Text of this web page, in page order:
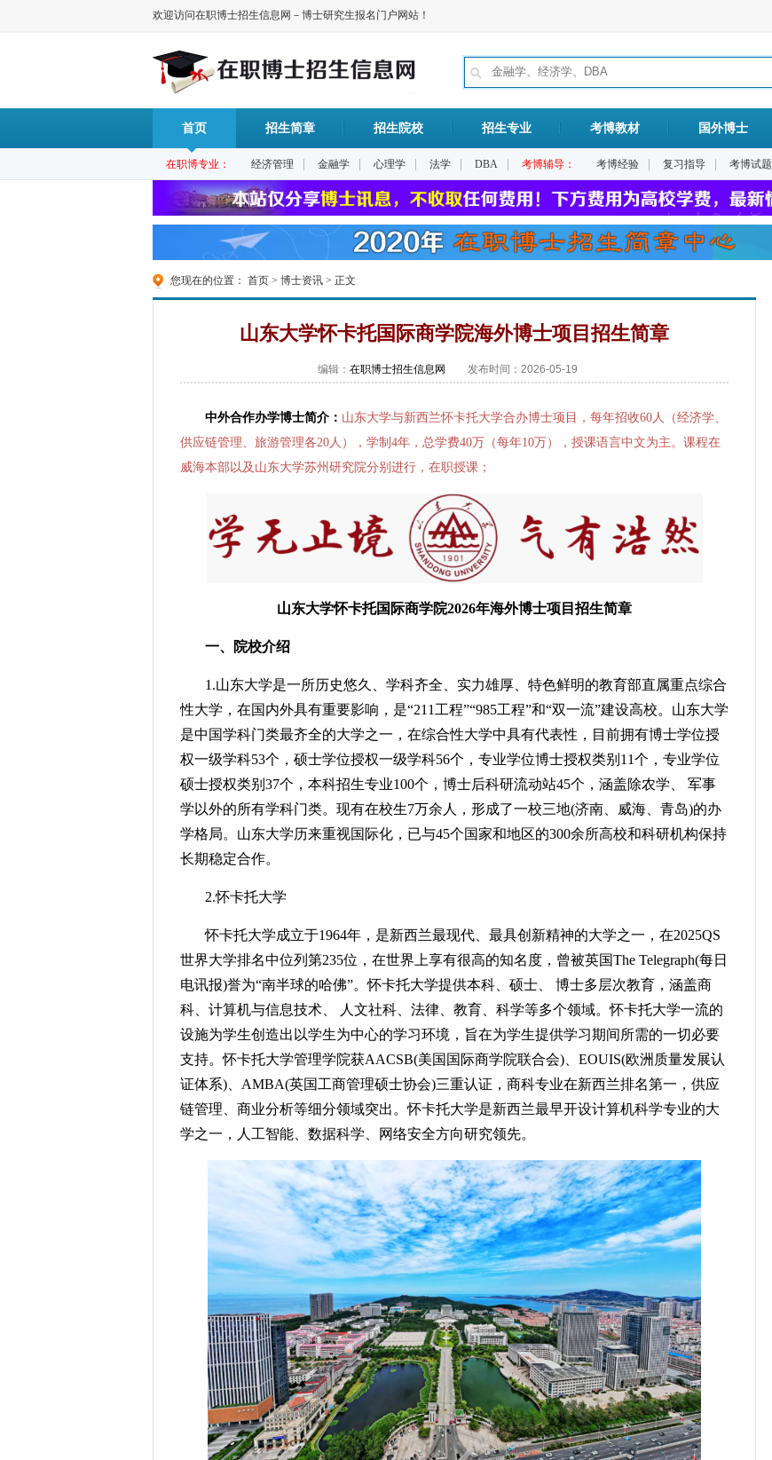
欢迎访问在职博士招生信息网－博士研究生报名门户网站！
首页
在职博专业： 经济管理 金融学 心理学 法学 DBA 考博辅导： 考博经验 复习指导 考博试题
招生简章 招生院校 招生专业 考博教材 国外博士
您现在的位置： 首页 > 博士资讯 > 正文
山东大学怀卡托国际商学院海外博士项目招生简章
编辑： 在职博士招生信息网 发布时间：2026-05-19
中外合作办学博士简介： 山东大学与新西兰怀卡托大学合办博士项目，每年招收60人（经济学、
供应链管理、旅游管理各20人），学制4年，总学费40万（每年10万），授课语言中文为主。课程在
威海本部以及山东大学苏州研究院分别进行，在职授课；
山东大学怀卡托国际商学院2026年海外博士项目招生简章
一、院校介绍
1.山东大学是一所历史悠久、学科齐全、实力雄厚、特色鲜明的教育部直属重点综合
性大学，在国内外具有重要影响，是“211工程”“985工程”和“双一流”建设高校。山东大学
是中国学科门类最齐全的大学之一，在综合性大学中具有代表性，目前拥有博士学位授
权一级学科53个，硕士学位授权一级学科56个，专业学位博士授权类别11个，专业学位
硕士授权类别37个，本科招生专业100个，博士后科研流动站45个，涵盖除农学、 军事
学以外的所有学科门类。现有在校生7万余人，形成了一校三地(济南、威海、青岛)的办
学格局。山东大学历来重视国际化，已与45个国家和地区的300余所高校和科研机构保持
长期稳定合作。
2.怀卡托大学
怀卡托大学成立于1964年，是新西兰最现代、最具创新精神的大学之一，在2025QS
世界大学排名中位列第235位，在世界上享有很高的知名度，曾被英国The Telegraph(每日
电讯报)誉为“南半球的哈佛”。怀卡托大学提供本科、硕士、 博士多层次教育，涵盖商
科、计算机与信息技术、 人文社科、法律、教育、科学等多个领域。怀卡托大学一流的
设施为学生创造出以学生为中心的学习环境，旨在为学生提供学习期间所需的一切必要
支持。怀卡托大学管理学院获AACSB(美国国际商学院联合会)、EOUIS(欧洲质量发展认
证体系)、AMBA(英国工商管理硕士协会)三重认证，商科专业在新西兰排名第一，供应
链管理、商业分析等细分领域突出。怀卡托大学是新西兰最早开设计算机科学专业的大
学之一，人工智能、数据科学、网络安全方向研究领先。